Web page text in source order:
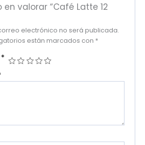
en valorar “Café Latte 12
electrónico no será publicada.
están marcados con *
*